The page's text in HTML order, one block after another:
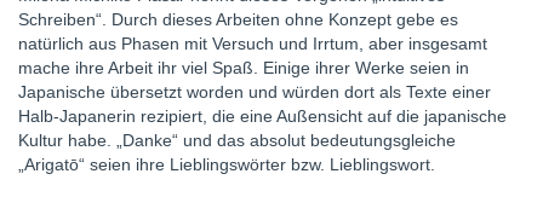
Schreiben“. Durch dieses Arbeiten ohne Konzept gebe es
natürlich aus Phasen mit Versuch und Irrtum, aber insgesamt
mache ihre Arbeit ihr viel Spaß. Einige ihrer Werke seien in
Japanische übersetzt worden und würden dort als Texte einer
Halb-Japanerin rezipiert, die eine Außensicht auf die japanische
Kultur habe. „Danke“ und das absolut bedeutungsgleiche
„Arigatō“ seien ihre Lieblingswörter bzw. Lieblingswort.